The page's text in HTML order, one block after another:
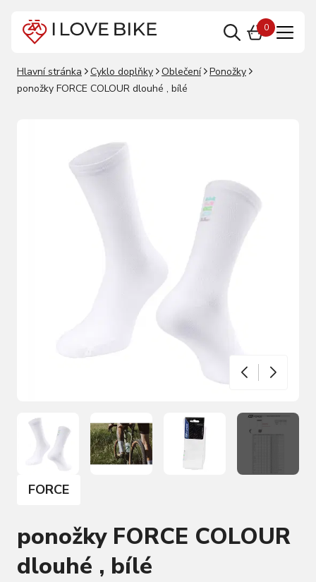
0
Hlavní stránka Cyklo doplňky Oblečení
Ponožky
ponožky FORCE COLOUR dlouhé , bílé
FORCE
ponožky FORCE COLOUR
dlouhé , bílé